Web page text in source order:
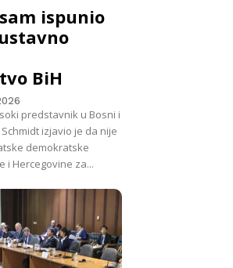
ispunio
BiH
predstavnik u Bosni i
izjavio je da nije
demokratske
i Hercegovine za...